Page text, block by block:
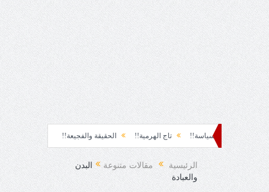
سياسة!! تاج الهرمية!! الحقيقة والفجيعة!! لِقاءُ في المَطَرِ!
الرئيسية مقالات متنوعة
البدن
والعبادة